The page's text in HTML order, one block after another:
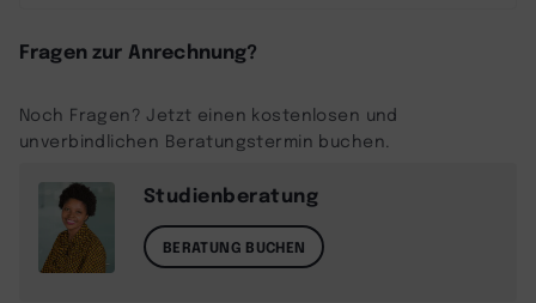
Fragen zur Anrechnung?
Noch Fragen? Jetzt einen kostenlosen und
unverbindlichen Beratungstermin buchen.
Studienberatung
BERATUNG BUCHEN